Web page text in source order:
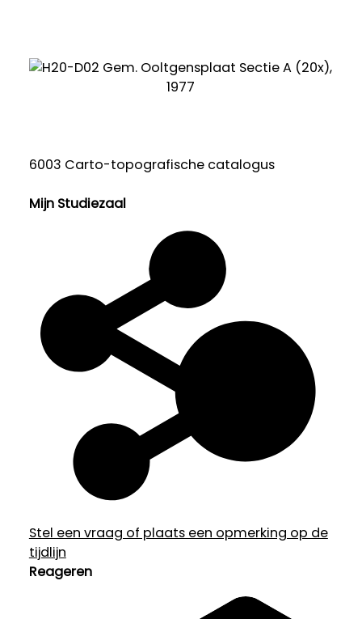
6003 Carto-topografische catalogus
Mijn Studiezaal
Stel een vraag of plaats een opmerking op de
tijdlijn
Reageren